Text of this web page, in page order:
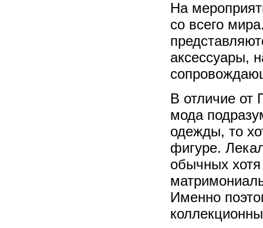
На
со всего
аксессуары,
В отличие от
мода
одежды, то
фигуре.
обычных
Именно